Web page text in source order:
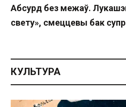
Абсурд без межаў.
свету», смеццевы бак
КУЛЬТУРА